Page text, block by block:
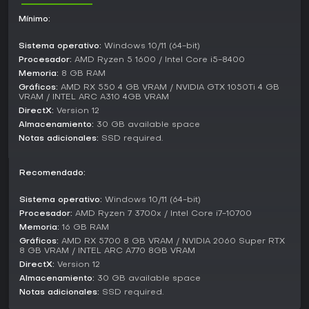
varios capítulos que sigue el viaje del Steward a través de
que acumula cargas de liderazgo y evolución social, con
ramificaciones narrativas según tus elecciones[[3]]
(https://en.wikipedia.org/wiki/Frostpunk_2).
Utopia Builder actúa como el modo sandbox, con tiempo
infinito para experimentar. Aquí pruebas diseños
Las facciones encarnan ideologías diversas en tu ciudad,
todas compitiendo por influencia y poder. Exigen leyes o
recursos específicos, generando tensiones que requieren
recientes han incorporado Fractured Utopias, con ocho
finales de facción únicos que incluyen sistemas y
(https://steamcommunity.com/app/1601580/allnews).
Mínimo:
Sistema operativo: Windows 10/11 (64-bit)
Procesador: AMD Ryzen 5 1600 / Intel Core i5-8400
Memoria: 8 GB RAM
Gráficos: AMD RX 550 4 GB VRAM / NVIDIA GTX 1050Ti 4 GB
VRAM / INTEL ARC A310 4GB VRAM
DirectX: Version 12
Almacenamiento: 30 GB available space
Notas adicionales: SSD required.
Recomendado:
Sistema operativo: Windows 10/11 (64-bit)
Procesador: AMD Ryzen 7 3700x / Intel Core i7-10700
Memoria: 16 GB RAM
Gráficos: AMD RX 5700 8 GB VRAM / NVIDIA 2060 Super RTX
8 GB VRAM / INTEL ARC A770 8GB VRAM
DirectX: Version 12
Almacenamiento: 30 GB available space
Notas adicionales: SSD required.